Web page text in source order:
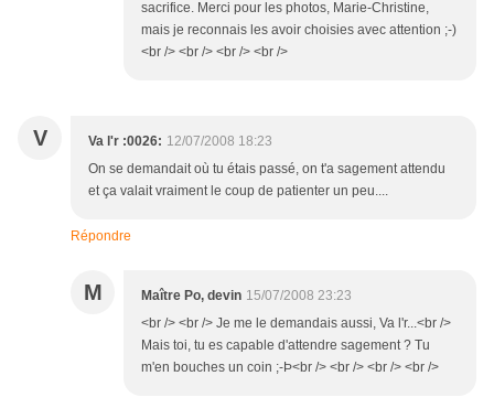
sacrifice. Merci pour les photos, Marie-Christine,
mais je reconnais les avoir choisies avec attention ;-)
<br /> <br /> <br /> <br />
V Va l'r :0026: 12/07/2008 18:23
On se demandait où tu étais passé, on t'a sagement attendu
et ça valait vraiment le coup de patienter un peu....
Répondre
M Maître Po, devin 15/07/2008 23:23
<br /> <br /> Je me le demandais aussi, Va l'r...<br />
Mais toi, tu es capable d'attendre sagement ? Tu
m'en bouches un coin ;-Þ<br /> <br /> <br /> <br />